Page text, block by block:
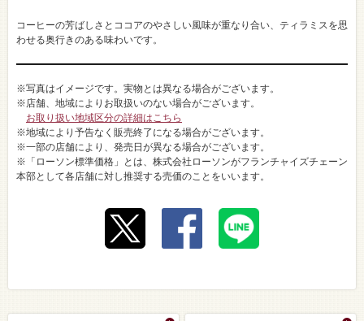
コーヒーの芳ばしさとココアのやさしい風味が重なり合い、ティラミスを思
わせる奥行きのある味わいです。
※写真はイメージです。実物とは異なる場合がございます。
※店舗、地域によりお取扱いのない場合がございます。
お取り扱い地域区分の詳細はこちら
※地域により予告なく販売終了になる場合がございます。
※一部の店舗により、発売日が異なる場合がございます。
※「ローソン標準価格」とは、株式会社ローソンがフランチャイズチェーン
本部として各店舗に対し推奨する売価のことをいいます。